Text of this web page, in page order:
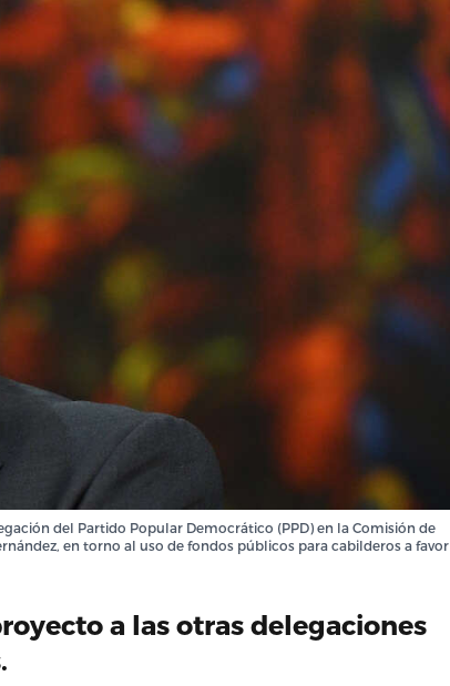
del Partido Popular Democrático (PPD) en la Comisión de
en torno al uso de fondos públicos para cabilderos a favor
a las otras delegaciones